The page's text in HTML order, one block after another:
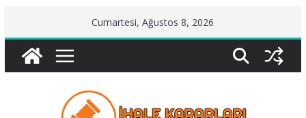
to
content
Cumartesi, Ağustos 8, 2026